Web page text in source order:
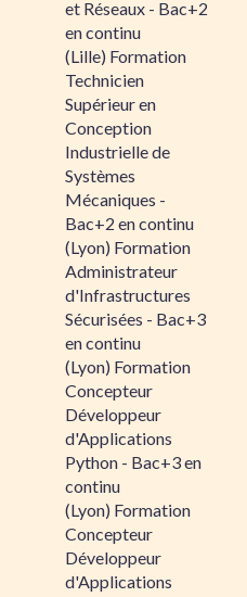
et Réseaux - Bac+2
en continu
(Lille) Formation
Technicien
Supérieur en
Conception
Industrielle de
Systèmes
Mécaniques -
Bac+2 en continu
(Lyon) Formation
Administrateur
d'Infrastructures
Sécurisées - Bac+3
en continu
(Lyon) Formation
Concepteur
Développeur
d'Applications
Python - Bac+3 en
continu
(Lyon) Formation
Concepteur
Développeur
d'Applications